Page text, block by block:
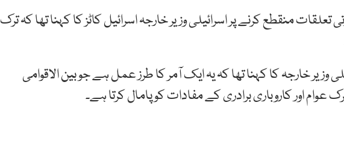
منقطع کرنے پر اسرائیلی وزیر خارجہ اسرائیل کاٹز کا کہنا تھا کہ ترک
خارجہ کا کہنا تھا کہ یہ ایک آمر کا طرز عمل ہے جو بین الاقوامی
عوام اور کاروباری برادری کے مفادات کو پامال کرتا ہے۔